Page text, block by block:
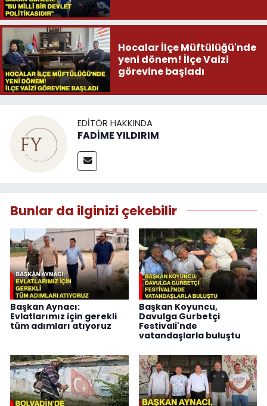
Hocalar İlçe Müftülüğü'nde
yeni dönem! İlçe Vaizi
görevine başladı
EDITÖR HAKKINDA
FADİME YILDIRIM
Bunlar da ilginizi çekebilir
Başkan Aynacı:
Evlatlarımız için gerekli
tüm adımları atıyoruz
Başkan Koyuncu,
Davulga Gurbetçi
Festivali'nde
vatandaşlarla buluştu